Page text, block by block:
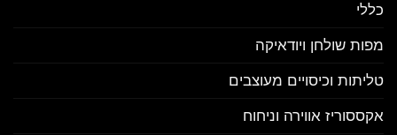
כללי
מפות שולחן ויודאיקה
טליתות וכיסויים מעוצבים
אקססוריז אווירה וניחוח